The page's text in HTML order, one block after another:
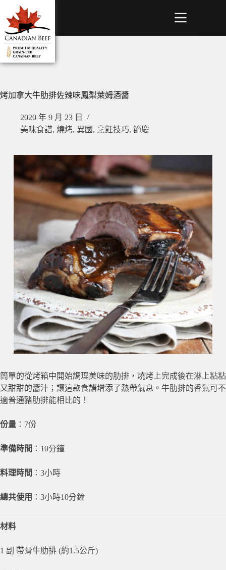
烤加拿大牛肋排佐辣味鳳梨萊姆酒醬
2020 年 9 月 23 日
美味食譜, 燒烤, 異國 , 烹飪技巧, 節慶
簡單的從烤箱中開始調理美味的肋排，燒烤上完成後在淋上粘粘
又甜甜的醬汁；讓這款食譜增添了熱帶氣息。牛肋排的香氣可不
適普通豬肋排能相比的！
份量 ：7份
準備時間 ：10分鐘
料理時間 ：3小時
總共使用 ：3小時10分鐘
材料
1 副 帶骨牛肋排 (約1.5公斤)